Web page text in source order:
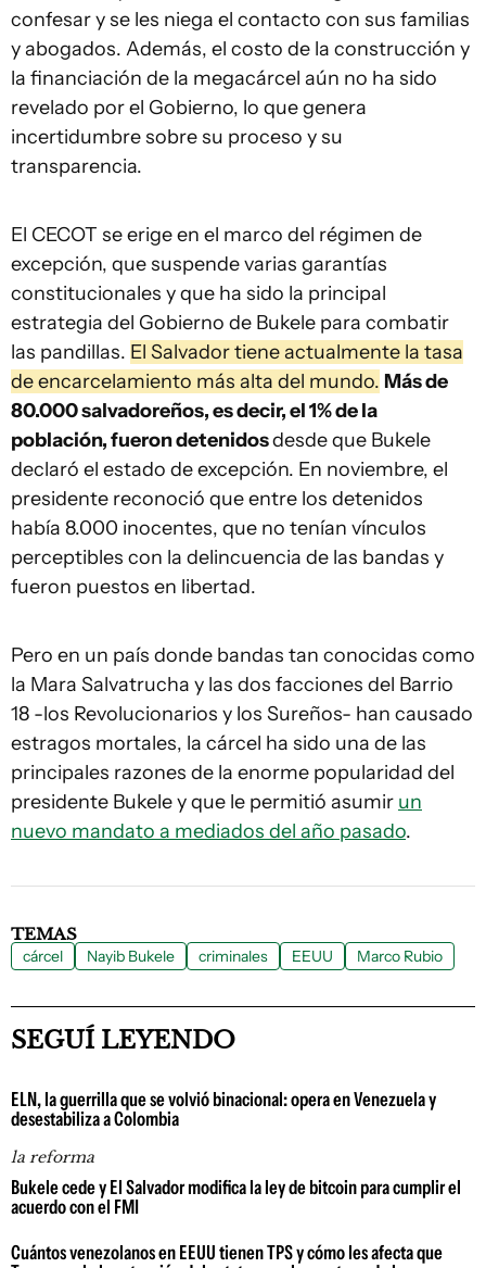
confesar y se les niega el contacto con sus familias
y abogados. Además, el costo de la construcción y
la financiación de la megacárcel aún no ha sido
revelado por el Gobierno, lo que genera
incertidumbre sobre su proceso y su
transparencia.
El CECOT se erige en el marco del régimen de
excepción, que suspende varias garantías
constitucionales y que ha sido la principal
estrategia del Gobierno de Bukele para combatir
las pandillas. El Salvador tiene actualmente la tasa
de encarcelamiento más alta del mundo. Más de
80.000 salvadoreños, es decir, el 1% de la
población, fueron detenidosdesde que Bukele
declaró el estado de excepción. En noviembre, el
presidente reconoció que entre los detenidos
había 8.000 inocentes, que no tenían vínculos
perceptibles con la delincuencia de las bandas y
fueron puestos en libertad.
Pero en un país donde bandas tan conocidas como
la Mara Salvatrucha y las dos facciones del Barrio
18 -los Revolucionarios y los Sureños- han causado
estragos mortales, la cárcel ha sido una de las
principales razones de la enorme popularidad del
presidente Bukele y que le permitió asumir un
nuevo mandato a mediados del año pasado.
TEMAS
cárcel Nayib Bukele criminales EEUU Marco Rubio
SEGUÍ LEYENDO
ELN, la guerrilla que se volvió binacional: opera en Venezuela y
desestabiliza a Colombia
la reforma
Bukele cede y El Salvador modifica la ley de bitcoin para cumplir el
acuerdo con el FMI
Cuántos venezolanos en EEUU tienen TPS y cómo les afecta que